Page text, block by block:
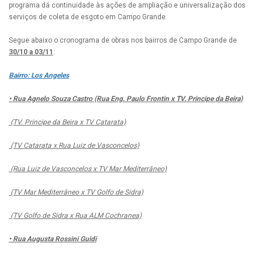
programa dá continuidade às ações de ampliação e universalização dos
serviços de coleta de esgoto em Campo Grande.
Segue abaixo o cronograma de obras nos bairros de Campo Grande de
30/10 a 03/11 :
Bairro: Los Angeles
• Rua Agnelo Souza Castro (Rua Eng. Paulo Frontin x TV. Principe da Beira)
(TV. Principe da Beira x TV Catarata)
(TV Catarata x Rua Luiz de Vasconcelos)
(Rua Luiz de Vasconcelos x TV Mar Mediterrâneo)
(TV Mar Mediterrâneo x TV Golfo de Sidra)
(TV Golfo de Sidra x Rua ALM Cochranea)
• Rua Augusta Rossini Guidi